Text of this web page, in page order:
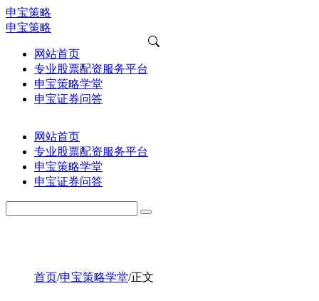
申宝策略
申宝策略
网站首页
专业股票配资服务平台
申宝策略学堂
申宝证券问答
网站首页
专业股票配资服务平台
申宝策略学堂
申宝证券问答
首页/申宝策略学堂/正文